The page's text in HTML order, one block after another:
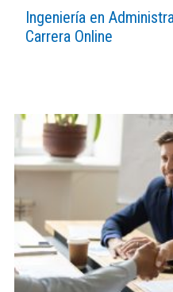
Ingeniería en
Carrera Online